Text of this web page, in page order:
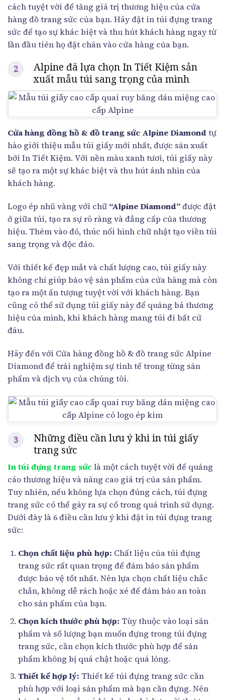
cách tuyệt vời để tăng giá trị thương hiệu của cửa
hàng đồ trang sức của bạn. Hãy đặt in túi đựng trang
sức để tạo sự khác biệt và thu hút khách hàng ngay từ
lần đầu tiên họ đặt chân vào cửa hàng của bạn.
Alpine đã lựa chọn In Tiết Kiệm sản
xuất mẫu túi sang trọng của mình
Cửa hàng đồng hồ & đồ trang sức Alpine Diamond tự
hào giới thiệu mẫu túi giấy mới nhất, được sản xuất
bởi In Tiết Kiệm. Với nền màu xanh tươi, túi giấy này
sẽ tạo ra một sự khác biệt và thu hút ánh nhìn của
khách hàng.
Logo ép nhũ vàng với chữ “Alpine Diamond”được đặt
ở giữa túi, tạo ra sự rõ ràng và đẳng cấp của thương
hiệu. Thêm vào đó, thúc nổi hình chữ nhật tạo viền túi
sang trọng và độc đáo.
Với thiết kế đẹp mắt và chất lượng cao, túi giấy này
không chỉ giúp bảo vệ sản phẩm của cửa hàng mà còn
tạo ra một ấn tượng tuyệt vời với khách hàng. Bạn
cũng có thể sử dụng túi giấy này để quảng bá thương
hiệu của mình, khi khách hàng mang túi đi bất cứ
đâu.
Hãy đến với Cửa hàng đồng hồ & đồ trang sức Alpine
Diamond để trải nghiệm sự tinh tế trong từng sản
phẩm và dịch vụ của chúng tôi.
Những điều cần lưu ý khi in túi giấy
trang sức
In túi đựng trang sứclà một cách tuyệt vời để quảng
cáo thương hiệu và nâng cao giá trị của sản phẩm.
Tuy nhiên, nếu không lựa chọn đúng cách, túi đựng
trang sức có thể gây ra sự cố trong quá trình sử dụng.
Dưới đây là 6 điều cần lưu ý khi đặt in túi đựng trang
sức:
Chọn chất liệu phù hợp: Chất liệu của túi đựng
trang sức rất quan trọng để đảm bảo sản phẩm
được bảo vệ tốt nhất. Nên lựa chọn chất liệu chắc
chắn, không dễ rách hoặc xé để đảm bảo an toàn
cho sản phẩm của bạn.
Chọn kích thước phù hợp: Tùy thuộc vào loại sản
phẩm và số lượng bạn muốn đựng trong túi đựng
trang sức, cần chọn kích thước phù hợp để sản
phẩm không bị quá chật hoặc quá lỏng.
Thiết kế hợp lý: Thiết kế túi đựng trang sức cần
phù hợp với loại sản phẩm mà bạn cần đựng. Nên